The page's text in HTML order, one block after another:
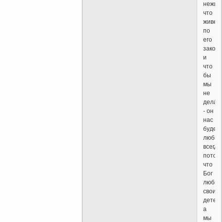
что
живет
по
его
и
что
бы
мы
не
- он
нас
будет
всегда,
что
Бог
любит
своих
детей,
а
мы